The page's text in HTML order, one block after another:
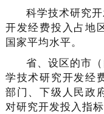
科学技术研究
开发经费投入占地
国家平均水平。
省、设区的市
学技术研究开发经
部门、下级人民政
对研究开发投入指